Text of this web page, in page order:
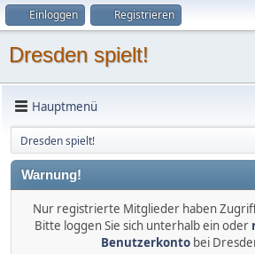
Einloggen Registrieren
Dresden spielt!
Hauptmenü
Dresden spielt!
Warnung!
Nur registrierte Mitglieder haben
Bitte loggen Sie sich unterhalb ein oder
Benutzerkonto bei